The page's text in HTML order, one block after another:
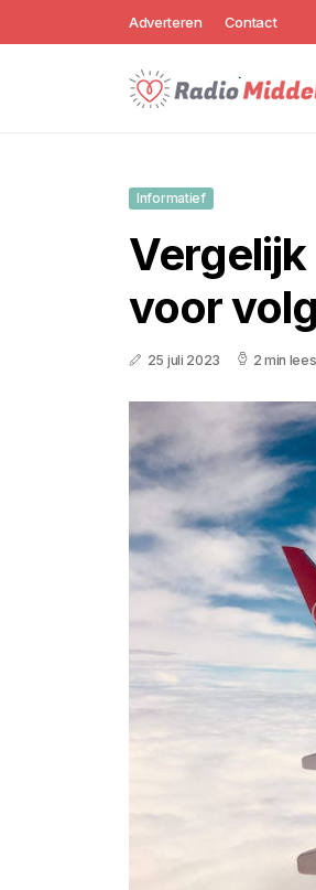
Adverteren Contact
Informatief
voor
25 juli 2023 2 min